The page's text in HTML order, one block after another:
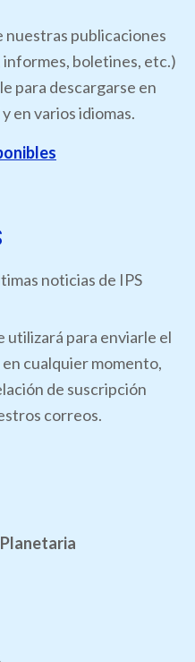
nuestras publicaciones
informes, boletines, etc.)
para descargarse en
en varios idiomas.
noticias de IPS
utilizará para enviarle el
cualquier momento,
de suscripción
correos.